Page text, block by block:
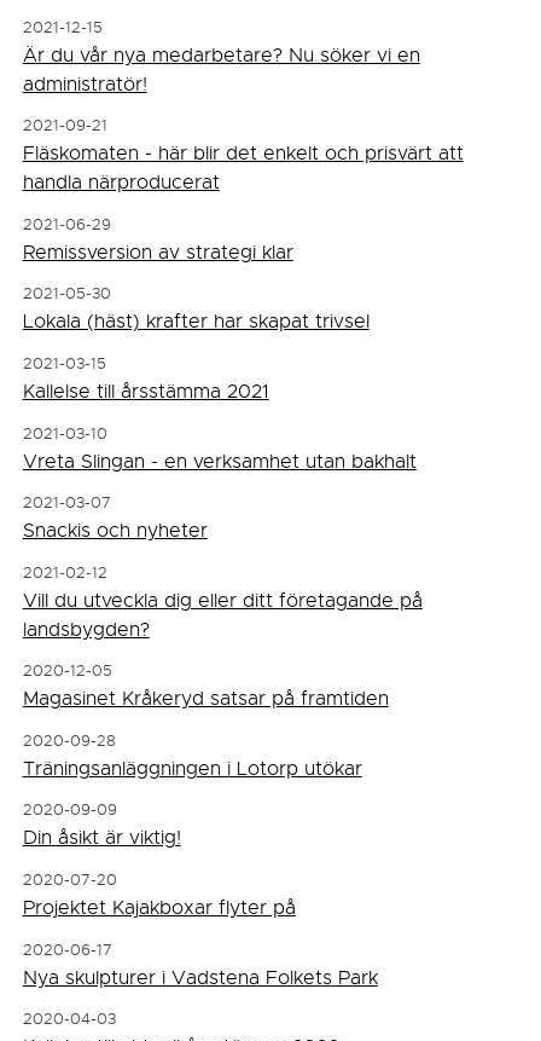
2021-12-15
Är du vår nya medarbetare? Nu söker vi en
administratör!
2021-09-21
Fläskomaten - här blir det enkelt och prisvärt att
handla närproducerat
2021-06-29
Remissversion av strategi klar
2021-05-30
Lokala (häst) krafter har skapat trivsel
2021-03-15
Kallelse till årsstämma 2021
2021-03-10
Vreta Slingan - en verksamhet utan bakhalt
2021-03-07
Snackis och nyheter
2021-02-12
Vill du utveckla dig eller ditt företagande på
landsbygden?
2020-12-05
Magasinet Kråkeryd satsar på framtiden
2020-09-28
Träningsanläggningen i Lotorp utökar
2020-09-09
Din åsikt är viktig!
2020-07-20
Projektet Kajakboxar flyter på
2020-06-17
Nya skulpturer i Vadstena Folkets Park
2020-04-03